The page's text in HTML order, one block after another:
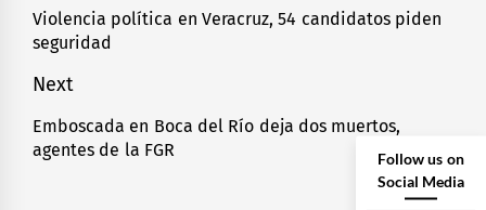
de
entradas
Previous
post:
Violencia política en Veracruz, 54 candidatos piden
seguridad
Next
Next
post:
Emboscada en Boca del Río deja dos muertos,
agentes de la FGR
Follow us on
Social Media